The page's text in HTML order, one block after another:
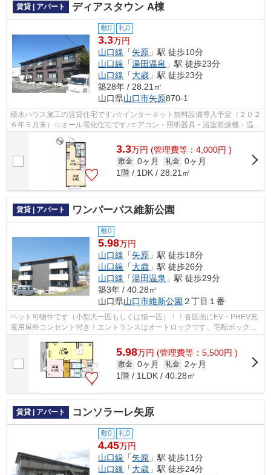
賃貸 | アパート ディアスタウン A棟
敷0 礼0
3.3万円
山口線 「矢原 」駅 徒歩10分
山口線 「湯田温泉 」駅 徒歩23分
山口線 「大歳 」駅 徒歩23分
築28年 / 28.21㎡
山口県山口市矢原870-1
積水ハウス施工の賃貸住宅です♪☆インターネット無料設備導入予定（２０２
６年５月末）☆オール電化住宅です♪エアコン・照明器具・浴室乾燥機・温水
洗浄便座・ＴＶモニターホン付き！新...
3.3万円 (管理費等：4,000円 )
敷金 0ヶ月 礼金 0ヶ月
1階 / 1DK / 28.21㎡
賃貸 | アパート ワンパーパス維新公園
敷0
5.98万円
山口線 「矢原 」駅 徒歩18分
山口線 「大歳 」駅 徒歩26分
山口線 「湯田温泉 」駅 徒歩29分
築3年 / 40.28㎡
山口県山口市維新公園 ２丁目１番
ペット可物件です（小型犬一匹もしくは猫一匹）！！各区画にEV・PHEV充
電用屋外コンセント付き！エントランスはオートロックです。宅配ボックス
5.98万円 (管理費等：5,500円 )
敷金 0ヶ月 礼金
2ヶ月
1階 / 1LDK / 40.28㎡
賃貸 | アパート コンソラーレ矢原
敷0 礼0
4.45万円
山口線 「矢原 」駅 徒歩11分
山口線 「大歳 」駅 徒歩24分